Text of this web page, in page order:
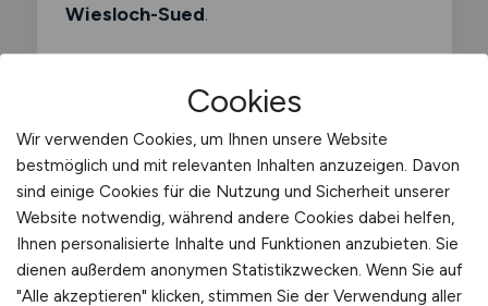
Wiesloch-Sued.
Was macht ein
Lagertechniker?
Als Lagertechniker bist du für die
technische Betreuung der
Cookies
Wir verwenden Cookies, um Ihnen unsere Website
bestmöglich und mit relevanten Inhalten anzuzeigen. Davon
sind einige Cookies für die Nutzung und Sicherheit unserer
Website notwendig, während andere Cookies dabei helfen,
Ihnen personalisierte Inhalte und Funktionen anzubieten. Sie
dienen außerdem anonymen Statistikzwecken. Wenn Sie auf
"Alle akzeptieren" klicken, stimmen Sie der Verwendung aller